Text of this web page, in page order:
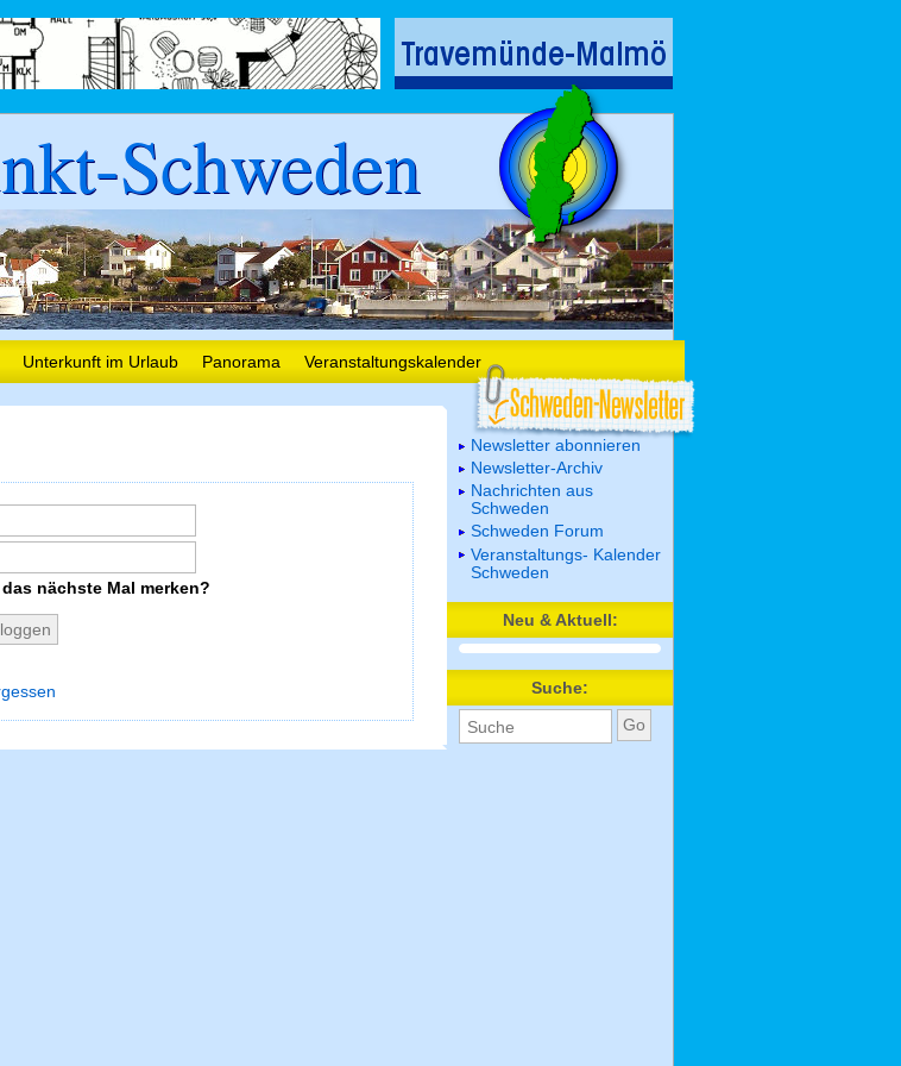
Schweden
Unterkunft im Urlaub Panorama Veranstaltungskalender
das nächste Mal merken?
Newsletter abonnieren
Newsletter-Archiv
Nachrichten aus
Schweden
Schweden Forum
Veranstaltungs- Kalender
Schweden
Neu & Aktuell:
Suche: